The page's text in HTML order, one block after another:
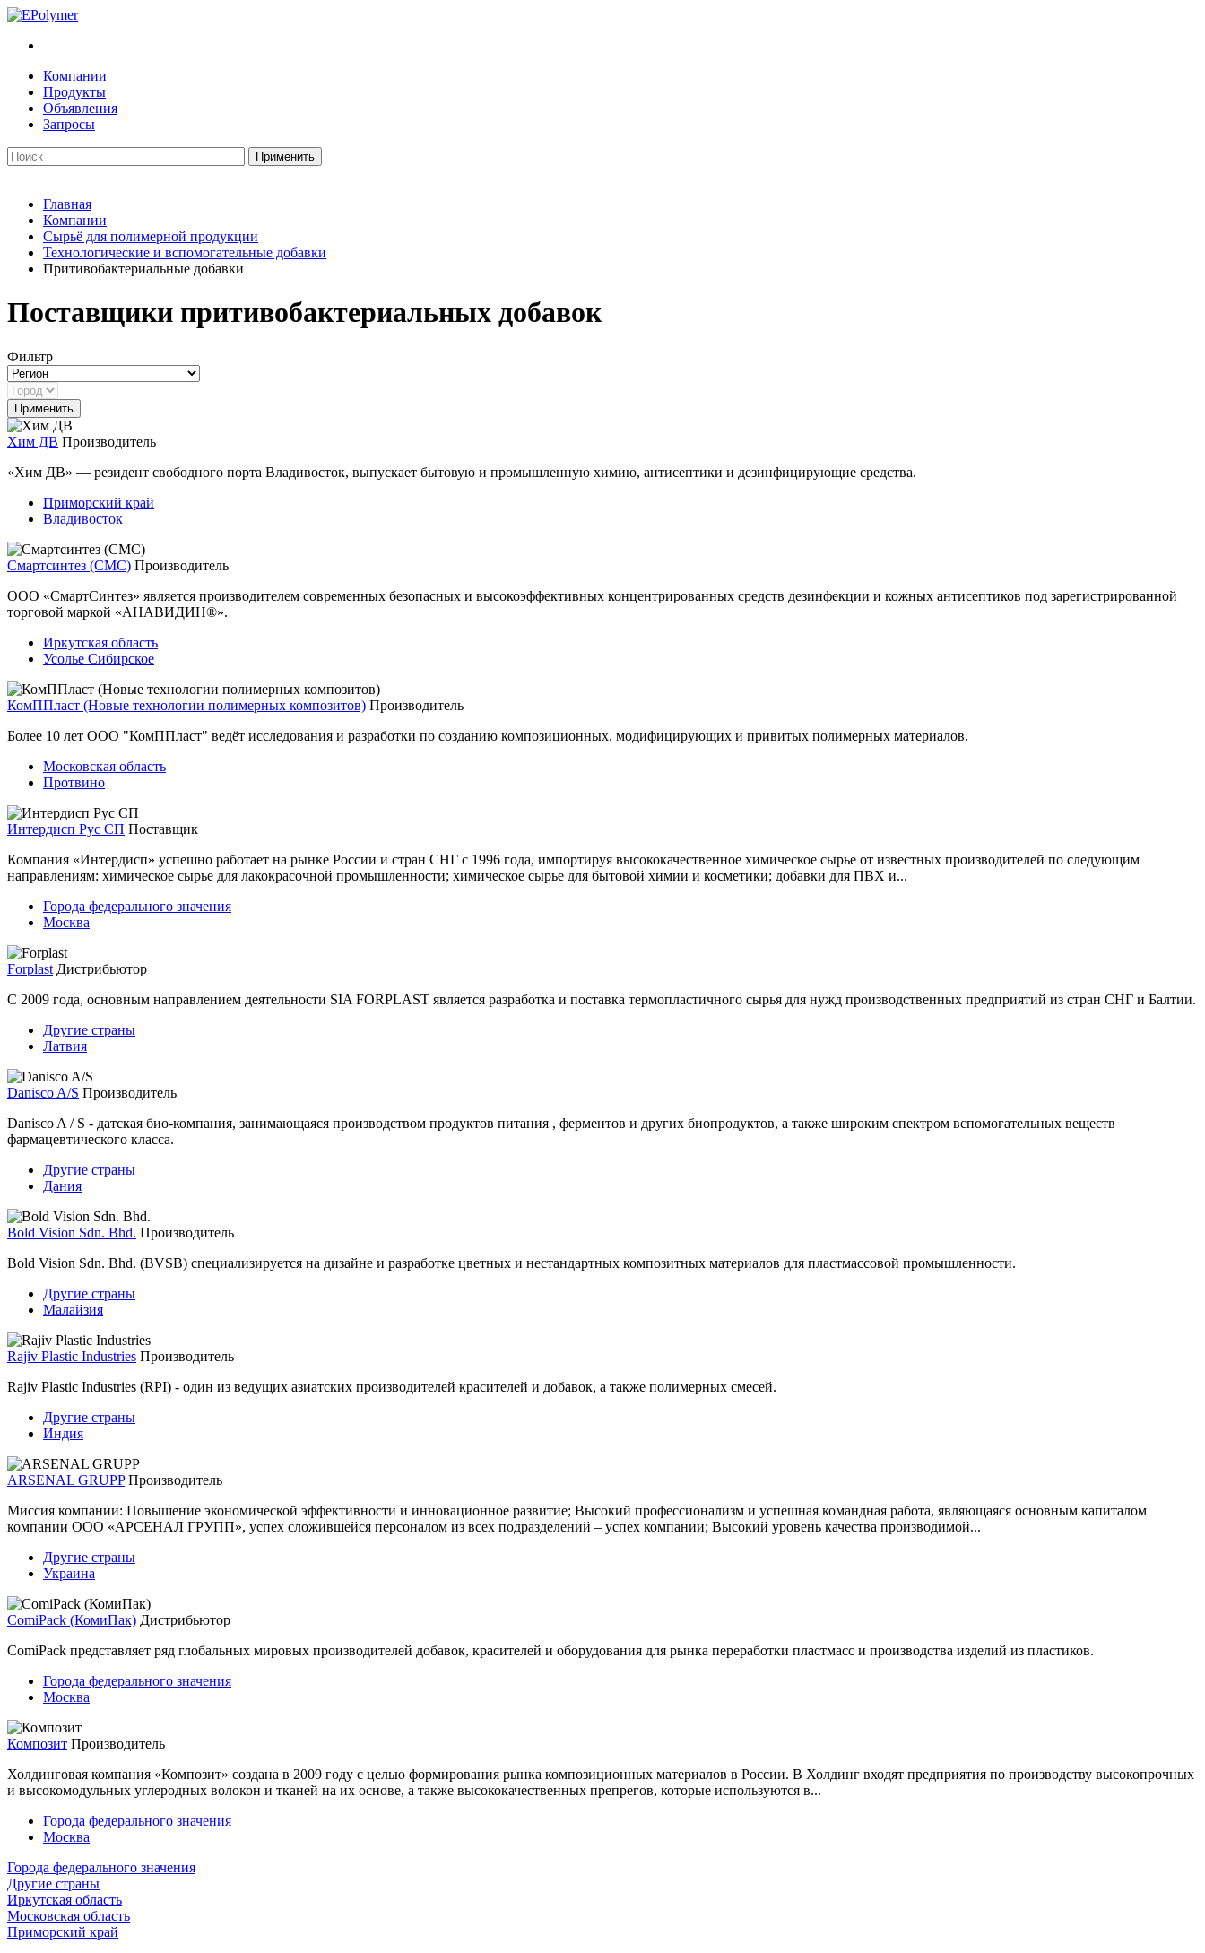
Компании
Продукты
Объявления
Запросы
Главная
Компании
Сырьё для полимерной продукции
Технологические и вспомогательные добавки
Притивобактериальные добавки
Поставщики притивобактериальных добавок
Фильтр
Хим ДВ Производитель
«Хим ДВ» — резидент свободного порта Владивосток, выпускает бытовую и промышленную химию, антисептики и дезинфицирующие средства.
Приморский край
Владивосток
Смартсинтез (СМС) Производитель
ООО «СмартСинтез» является производителем современных безопасных и высокоэффективных концентрированных средств дезинфекции и кожных антисептиков под зарегистрированной
торговой маркой «АНАВИДИН®».
Иркутская область
Усолье Сибирское
КомППласт (Новые технологии полимерных композитов) Производитель
Более 10 лет ООО "КомППласт" ведёт исследования и разработки по созданию композиционных, модифицирующих и привитых полимерных материалов.
Московская область
Протвино
Интердисп Рус СП Поставщик
Компания «Интердисп» успешно работает на рынке России и стран СНГ с 1996 года, импортируя высококачественное химическое сырье от известных производителей по следующим
направлениям: химическое сырье для лакокрасочной промышленности; химическое сырье для бытовой химии и косметики; добавки для ПВХ и...
Города федерального значения
Москва
Forplast Дистрибьютор
С 2009 года, основным направлением деятельности SIA FORPLAST является разработка и поставка термопластичного сырья для нужд производственных предприятий из стран СНГ и Балтии.
Другие страны
Латвия
Danisco A/S Производитель
Danisco A / S - датская био-компания, занимающаяся производством продуктов питания , ферментов и других биопродуктов, а также широким спектром вспомогательных веществ
фармацевтического класса.
Другие страны
Дания
Bold Vision Sdn. Bhd. Производитель
Bold Vision Sdn. Bhd. (BVSB) специализируется на дизайне и разработке цветных и нестандартных композитных материалов для пластмассовой промышленности.
Другие страны
Малайзия
Rajiv Plastic Industries Производитель
Rajiv Plastic Industries (RPI) - один из ведущих азиатских производителей красителей и добавок, а также полимерных смесей.
Другие страны
Индия
ARSENAL GRUPP Производитель
Миссия компании: Повышение экономической эффективности и инновационное развитие; Высокий профессионализм и успешная командная работа, являющаяся основным капиталом
компании ООО «АРСЕНАЛ ГРУПП», успех сложившейся персоналом из всех подразделений – успех компании; Высокий уровень качества производимой...
Другие страны
Украина
ComiPack (КомиПак) Дистрибьютор
ComiPack представляет ряд глобальных мировых производителей добавок, красителей и оборудования для рынка переработки пластмасс и производства изделий из пластиков.
Города федерального значения
Москва
Композит Производитель
Холдинговая компания «Композит» создана в 2009 году с целью формирования рынка композиционных материалов в России. В Холдинг входят предприятия по производству высокопрочных
и высокомодульных углеродных волокон и тканей на их основе, а также высококачественных препрегов, которые используются в...
Города федерального значения
Москва
Города федерального значения
Другие страны
Иркутская область
Московская область
Приморский край